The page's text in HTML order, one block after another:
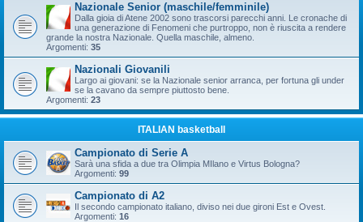
Nazionale Senior (maschile/femminile)
Dalla gioia di Atene 2002 sono trascorsi parecchi anni. Le cronache di
una generazione di Fenomeni che purtroppo, non è riuscita a rendere
grande la nostra Nazionale. Quella maschile, almeno.
Argomenti: 35
Nazionali Giovanili
Largo ai giovani: se la Nazionale senior arranca, per fortuna gli under
se la cavano da sempre piuttosto bene.
Argomenti: 23
ITALIAN basketball
Campionato di Serie A
Sarà una sfida a due tra Olimpia MIlano e Virtus Bologna?
Argomenti: 99
Campionato di A2
Il secondo campionato italiano, diviso nei due gironi Est e Ovest.
Argomenti: 16